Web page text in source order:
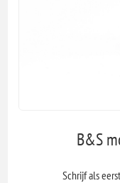
B&S
Schrijf als